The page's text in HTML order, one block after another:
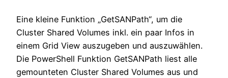
Eine kleine Funktion „GetSANPath“, um die
Cluster Shared Volumes inkl. ein paar Infos in
einem Grid View auszugeben und auszuwählen.
Die PowerShell Funktion GetSANPath liest alle
gemounteten Cluster Shared Volumes aus und